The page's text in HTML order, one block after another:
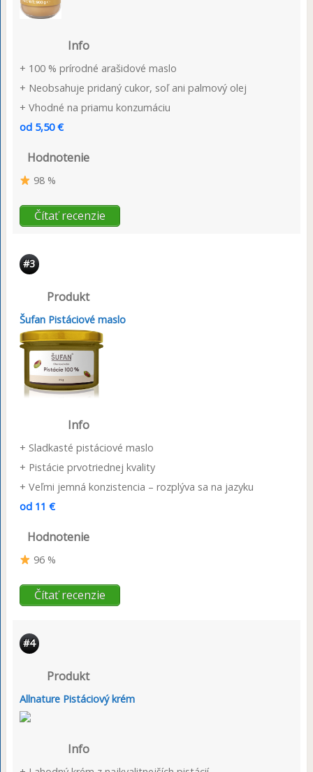
Info
+ 100 % prírodné arašidové maslo
+ Neobsahuje pridaný cukor, soľ ani palmový olej
+ Vhodné na priamu konzumáciu
od 5,50 €
Hodnotenie
98 %
Čítať recenzie
#3
Produkt
Šufan Pistáciové maslo
Info
+ Sladkasté pistáciové maslo
+ Pistácie prvotriednej kvality
+ Veľmi jemná konzistencia – rozplýva sa na jazyku
od 11 €
Hodnotenie
96 %
Čítať recenzie
#4
Produkt
Allnature Pistáciový krém
Info